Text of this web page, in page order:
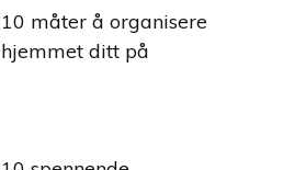
10 måter å organisere
hjemmet ditt på